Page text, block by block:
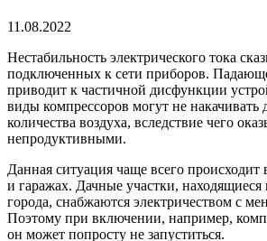
11.08.2022
Нестабильность электрического тока
подключенных к сети приборов.
приводит к частичной дисфункции
виды компрессоров могут не накачивать
количества воздуха, вследствие чего
непродуктивными.
Данная ситуация чаще всего происходит
и гаражах. Дачные участки, находящиеся
города, снабжаются электричеством с
Поэтому при включении, например,
он может попросту не запуститься.